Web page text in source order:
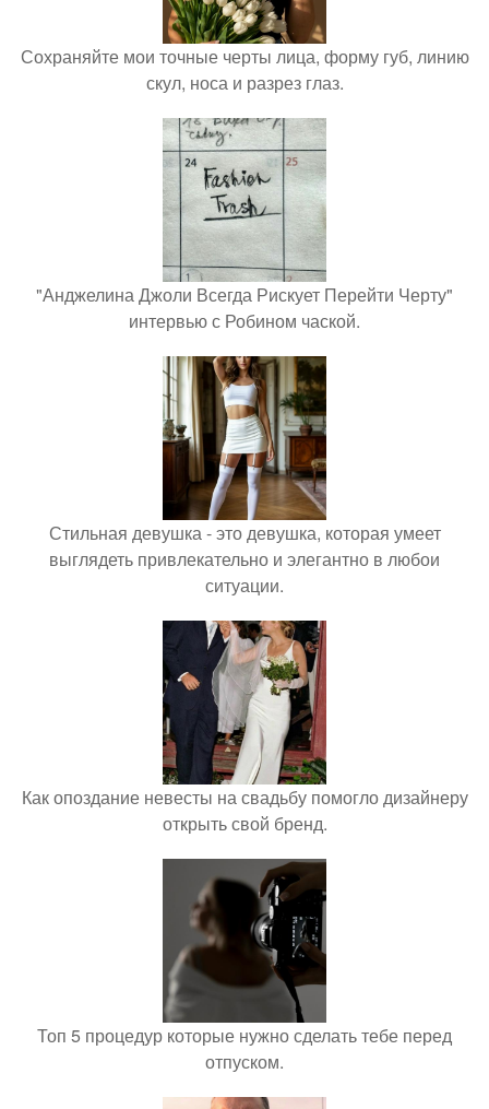
Сохраняйте мои точные черты лица, форму губ, линию
скул, носа и разрез глаз.
"Анджелина Джоли Всегда Рискует Перейти Черту"
интервью с Робином чаской.
Стильная девушка - это девушка, которая умеет
выглядеть привлекательно и элегантно в любои
ситуации.
Как опоздание невесты на свадьбу помогло дизайнеру
открыть свой бренд.
Топ 5 процедур которые нужно сделать тебе перед
отпуском.